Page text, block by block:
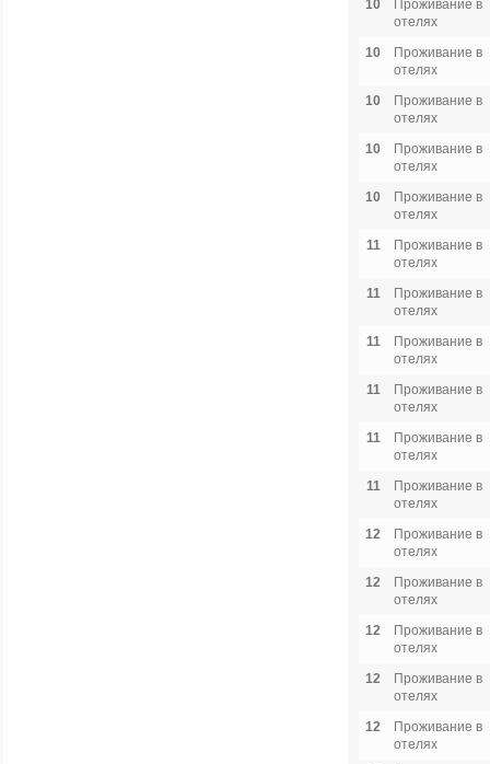
10
Проживание в
отелях
10
Проживание в
отелях
10
Проживание в
отелях
10
Проживание в
отелях
10
Проживание в
отелях
11
Проживание в
отелях
11
Проживание в
отелях
11
Проживание в
отелях
11
Проживание в
отелях
11
Проживание в
отелях
11
Проживание в
отелях
12
Проживание в
отелях
12
Проживание в
отелях
12
Проживание в
отелях
12
Проживание в
отелях
12
Проживание в
отелях